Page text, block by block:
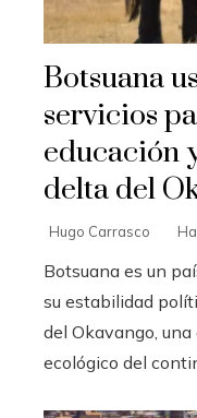
Botsuana
servicios
educación
delta del
Hugo Carrasco
Botsuana es un
su estabilidad
del Okavango,
ecológico del